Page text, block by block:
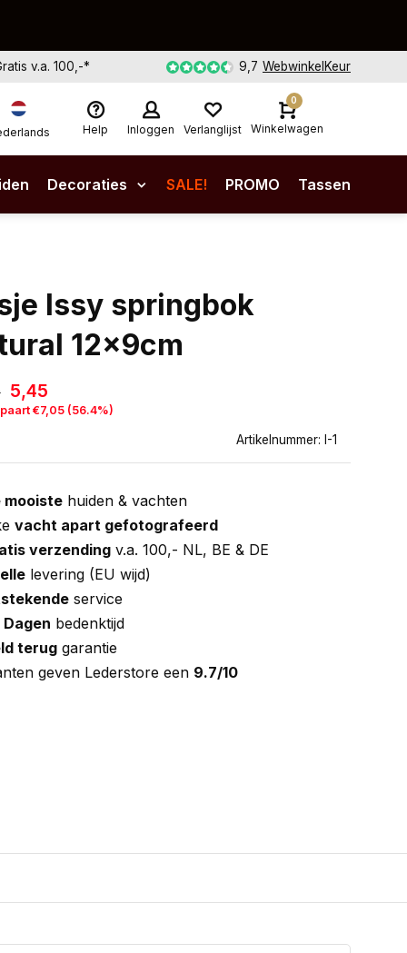
v.a. 100,-* 9,7 WebwinkelKeur
Help Inloggen Verlanglijst
0
Winkelwagen
Decoraties SALE! PROMO Tassen
Issy springbok
12x9cm
5,45
€7,05 (56.4%)
Artikelnummer: I-1
mooiste huiden & vachten
vacht apart gefotografeerd
verzending v.a. 100,- NL, BE & DE
levering (EU wijd)
service
bedenktijd
terug garantie
geven Lederstore een 9.7/10